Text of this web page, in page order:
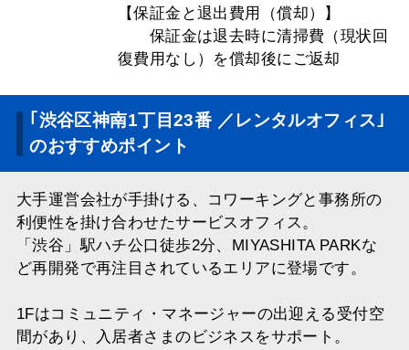
【保証金と退出費用（償却）】
保証金は退去時に清掃費（現状回
復費用なし）を償却後にご返却
｢渋谷区神南1丁目23番 ／レンタルオフィス｣
のおすすめポイント
大手運営会社が手掛ける、コワーキングと事務所の
利便性を掛け合わせたサービスオフィス。
「渋谷」駅ハチ公口徒歩2分、MIYASHITA PARKな
ど再開発で再注目されているエリアに登場です。
1Fはコミュニティ・マネージャーの出迎える受付空
間があり、入居者さまのビジネスをサポート。